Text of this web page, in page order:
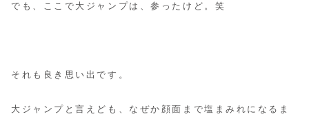
でも、ここで大ジャンプは、参ったけど。笑
それも良き思い出です。
大ジャンプと言えども、なぜか顔面まで塩まみれになるま